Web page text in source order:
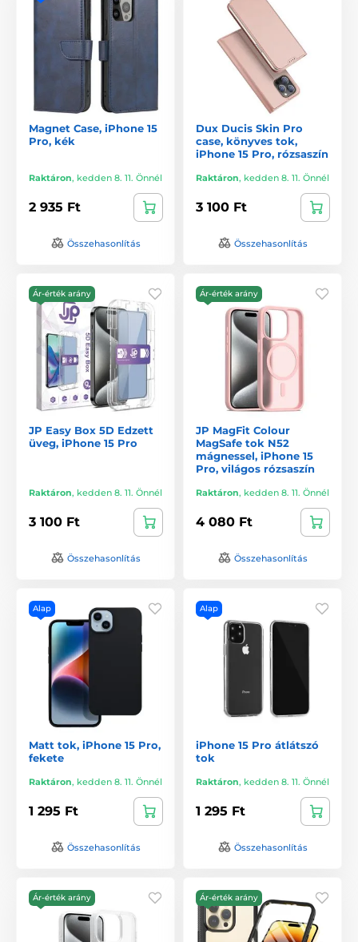
Magnet Case, iPhone 15
Pro, kék
Raktáron, kedden 8. 11. Önnél
2 935 Ft
Összehasonlítás
Dux Ducis Skin Pro
case, könyves tok,
iPhone 15 Pro, rózsaszín
Raktáron, kedden 8. 11. Önnél
3 100 Ft
Összehasonlítás
Ár-érték arány
JP Easy Box 5D Edzett
üveg, iPhone 15 Pro
Raktáron, kedden 8. 11. Önnél
3 100 Ft
Összehasonlítás
Ár-érték arány
JP MagFit Colour
MagSafe tok N52
mágnessel, iPhone 15
Pro, világos rózsaszín
Raktáron, kedden 8. 11. Önnél
4 080 Ft
Összehasonlítás
Alap
Matt tok, iPhone 15 Pro,
fekete
Raktáron, kedden 8. 11. Önnél
1 295 Ft
Összehasonlítás
Alap
iPhone 15 Pro átlátszó
tok
Raktáron, kedden 8. 11. Önnél
1 295 Ft
Összehasonlítás
Ár-érték arány Ár-érték arány